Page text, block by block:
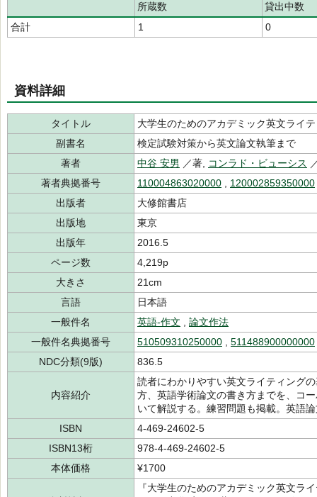
所蔵数
貸出中数
合計
1 0
資料詳細
タイトル
大学生のためのアカデミック英文ライ
副書名
検定試験対策から英文論文執筆まで
著者
中谷 安男 ／著, コンラド・ビューシス
著者典拠番号
110004863020000
120002859350000
出版者
大修館書店
出版地
東京
出版年
2016.5
ページ数
4,219p
大きさ
21cm
言語
日本語
一般件名
英語-作文
論文作法
一般件名典拠番号
510509310250000
511488900000000
NDC分類(9版)
836.5
内容紹介
読者にわかりやすい英文ライティング
方、英語学術論文の書き方までを、コ
いて解説する。練習問題も掲載。英語
ISBN
4-469-24602-5
ISBN13桁
978-4-469-24602-5
本体価格
¥1700
『大学生のためのアカデミック英文ラ